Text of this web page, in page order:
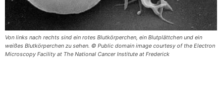
Von links nach rechts sind ein rotes Blutkörperchen, ein Blutplättchen und ein
weißes Blutkörperchen zu sehen. © Public domain image courtesy of the Electron
Microscopy Facility at The National Cancer Institute at Frederick